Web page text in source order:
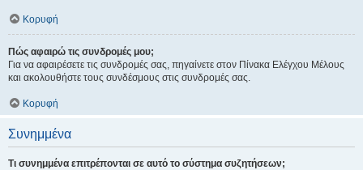
Κορυφή
Πώς αφαιρώ τις συνδρομές μου;
Για να αφαιρέσετε τις συνδρομές σας, πηγαίνετε στον Πίνακα Ελέγχου Μέλους
και ακολουθήστε τους συνδέσμους στις συνδρομές σας.
Κορυφή
Συνημμένα
Τι συνημμένα επιτρέπονται σε αυτό το σύστημα συζητήσεων;